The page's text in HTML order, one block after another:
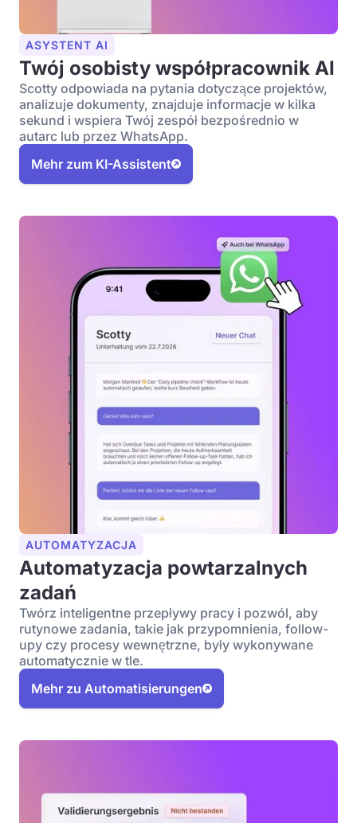
ASYSTENT AI
Twój osobisty współpracownik AI
Scotty odpowiada na pytania dotyczące projektów,
analizuje dokumenty, znajduje informacje w kilka
sekund i wspiera Twój zespół bezpośrednio w
autarc lub przez WhatsApp.
Mehr zum KI-Assistent
AUTOMATYZACJA
Automatyzacja powtarzalnych
zadań
Twórz inteligentne przepływy pracy i pozwól, aby
rutynowe zadania, takie jak przypomnienia, follow-
upy czy procesy wewnętrzne, były wykonywane
automatycznie w tle.
Mehr zu Automatisierungen